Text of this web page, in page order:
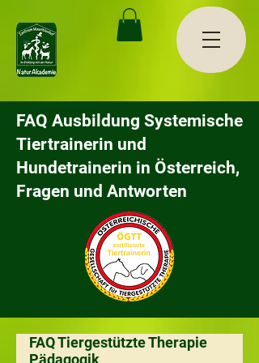
FAQ Ausbildung Systemische
Tiertrainerin und
Hundetrainerin in Österreich,
Fragen und Antworten
FAQ Tiergestützte Therapie
Pädagogik